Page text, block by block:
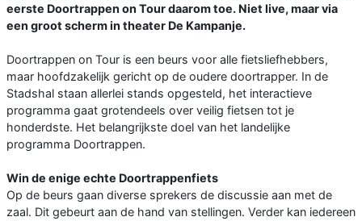
eerste Doortrappen on Tour daarom toe. Niet live, maar via
een groot scherm in theater De Kampanje.
Doortrappen on Tour is een beurs voor alle fietsliefhebbers,
maar hoofdzakelijk gericht op de oudere doortrapper. In de
Stadshal staan allerlei stands opgesteld, het interactieve
programma gaat grotendeels over veilig fietsen tot je
honderdste. Het belangrijkste doel van het landelijke
programma Doortrappen.
Win de enige echte Doortrappenfiets
Op de beurs gaan diverse sprekers de discussie aan met de
zaal. Dit gebeurt aan de hand van stellingen. Verder kan iedereen